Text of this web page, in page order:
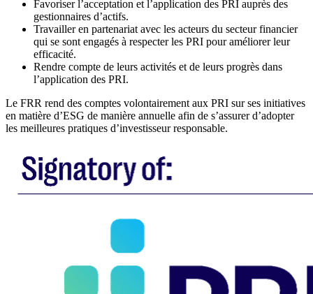
Favoriser l’acceptation et l’application des PRI auprès des
gestionnaires d’actifs.
Travailler en partenariat avec les acteurs du secteur financier
qui se sont engagés à respecter les PRI pour améliorer leur
efficacité.
Rendre compte de leurs activités et de leurs progrès dans
l’application des PRI.
Le FRR rend des comptes volontairement aux PRI sur ses initiatives
en matière d’ESG de manière annuelle afin de s’assurer d’adopter
les meilleures pratiques d’investisseur responsable.